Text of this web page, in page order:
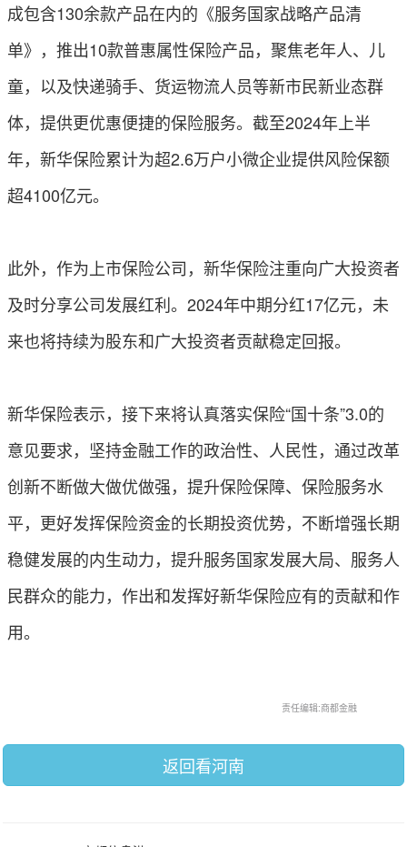
成包含130余款产品在内的《服务国家战略产品清
单》，推出10款普惠属性保险产品，聚焦老年人、儿
童，以及快递骑手、货运物流人员等新市民新业态群
体，提供更优惠便捷的保险服务。截至2024年上半
年，新华保险累计为超2.6万户小微企业提供风险保额
超4100亿元。
此外，作为上市保险公司，新华保险注重向广大投资者
及时分享公司发展红利。2024年中期分红17亿元，未
来也将持续为股东和广大投资者贡献稳定回报。
新华保险表示，接下来将认真落实保险“国十条”3.0的
意见要求，坚持金融工作的政治性、人民性，通过改革
创新不断做大做优做强，提升保险保障、保险服务水
平，更好发挥保险资金的长期投资优势，不断增强长期
稳健发展的内生动力，提升服务国家发展大局、服务人
民群众的能力，作出和发挥好新华保险应有的贡献和作
用。
责任编辑:商都金融
返回看河南